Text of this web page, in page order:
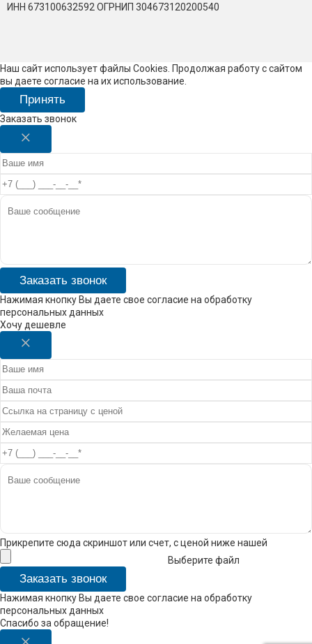
ИНН 673100632592 ОГРНИП 304673120200540
Наш сайт использует файлы Cookies. Продолжая работу с сайтом
вы даете согласие на их использование.
Принять
Заказать звонок
Заказать звонок
Нажимая кнопку Вы даете свое согласие на обработку
персональных данных
Хочу дешевле
Прикрепите сюда скриншот или счет, с ценой ниже нашей
Выберите файл
Заказать звонок
Нажимая кнопку Вы даете свое согласие на обработку
персональных данных
Спасибо за обращение!